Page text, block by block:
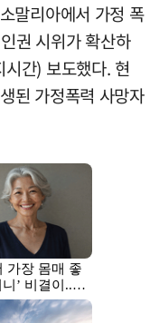
말리아에서 가정 폭
권 시위가 확산하
간) 보도했다. 현
된 가정폭력 사망자